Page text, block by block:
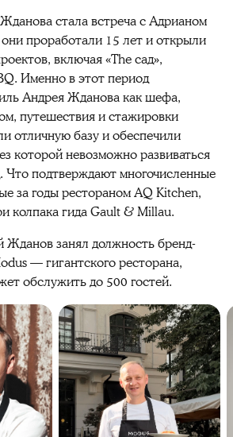
стала встреча с Адрианом
проработали 15 лет и открыли
включая «The сад»,
Именно в этот период
Андрея Жданова как шефа,
путешествия и стажировки
отличную базу и обеспечили
которой невозможно развиваться
Что подтверждают многочисленные
за годы рестораном AQ Kitchen,
колпака гида Gault & Millau.
Жданов занял должность бренд-
— гигантского ресторана,
обслужить до 500 гостей.